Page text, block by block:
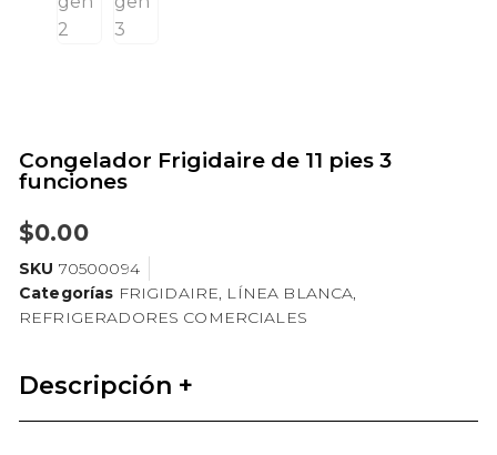
Congelador Frigidaire de 11 pies 3
funciones
$0.00
SKU 70500094
Categorías FRIGIDAIRE, LÍNEA BLANCA,
REFRIGERADORES COMERCIALES
Descripción +